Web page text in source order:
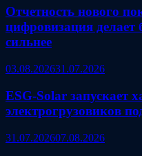
Отчетность нового
цифровизация делает
сильнее
03.08.202631.07.2026
ESG‑Solar запускает
электрогрузовиков
31.07.202607.08.2026